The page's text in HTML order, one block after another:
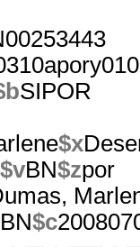
SIPOR
$x
$vBN$zpor
BN$c